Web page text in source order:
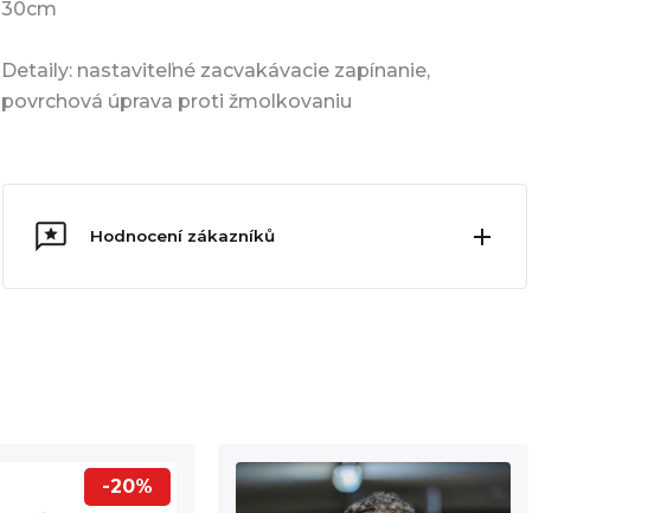
30cm
Detaily: nastaviteľné zacvakávacie zapínanie,
povrchová úprava proti žmolkovaniu
Hodnocení zákazníků
-20%